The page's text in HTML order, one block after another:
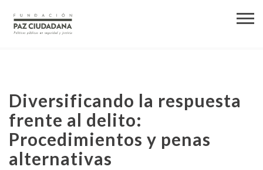
Diversificando la respuesta
frente al delito:
Procedimientos y penas
alternativas